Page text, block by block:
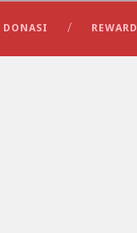
DONASI REWARD